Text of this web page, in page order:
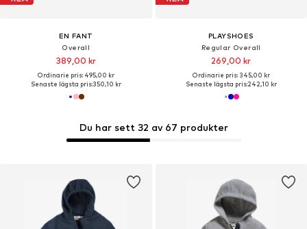
EN FANT
Overall
389,00 kr
Ordinarie pris: 495,00 kr
Senaste lägsta pris:350,10 kr
PLAYSHOES
Regular Overall
269,00 kr
Ordinarie pris: 345,00 kr
Senaste lägsta pris:242,10 kr
Du har sett 32 av 67 produkter